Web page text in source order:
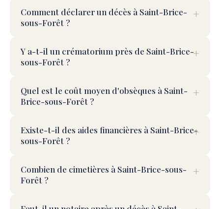
Comment déclarer un décès à Saint-Brice-
sous-Forêt ?
Y a-t-il un crématorium près de Saint-Brice-
sous-Forêt ?
Quel est le coût moyen d'obsèques à Saint-
Brice-sous-Forêt ?
Existe-t-il des aides financières à Saint-Brice-
sous-Forêt ?
Combien de cimetières à Saint-Brice-sous-
Forêt ?